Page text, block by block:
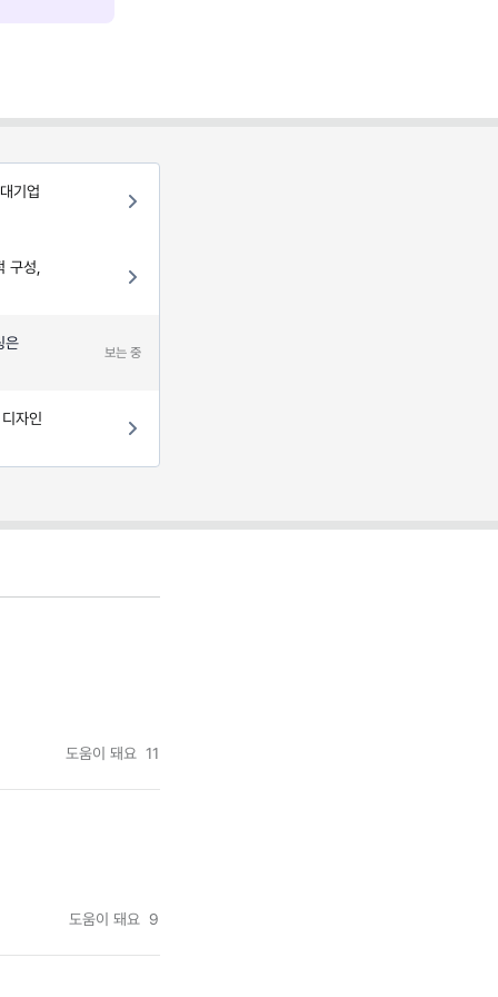
기업
구성,
은
보는 중
자인
도움이 돼요 11
도움이 돼요 9